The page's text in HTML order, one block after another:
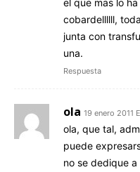
el que mas lo
cobardellllll,
junta con
una.
Respuesta
ola 19 enero 2011
ola, que tal,
puede
no se dedique